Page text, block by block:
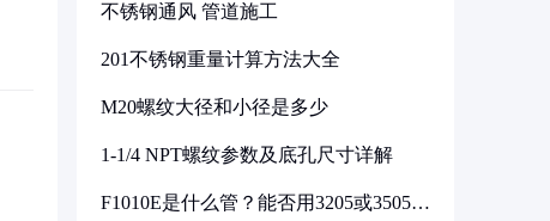
不锈钢通风 管道施工
201不锈钢重量计算方法大全
M20螺纹大径和小径是多少
1-1/4 NPT螺纹参数及底孔尺寸详解
F1010E是什么管？能否用3205或3505代